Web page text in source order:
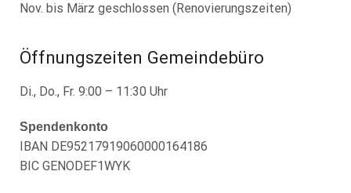
Nov. bis März geschlossen (Renovierungszeiten)
Öffnungszeiten Gemeindebüro
Di., Do., Fr. 9:00 – 11:30 Uhr
Spendenkonto
IBAN DE95217919060000164186
BIC GENODEF1WYK